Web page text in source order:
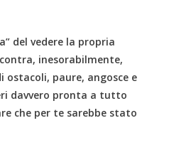
del vedere la propria
inesorabilmente,
paure, angosce e
davvero pronta a tutto
che per te sarebbe stato